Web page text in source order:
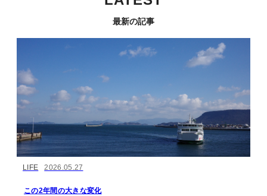
最新の記事
LIFE 2026.05.27
この2年間の大きな変化